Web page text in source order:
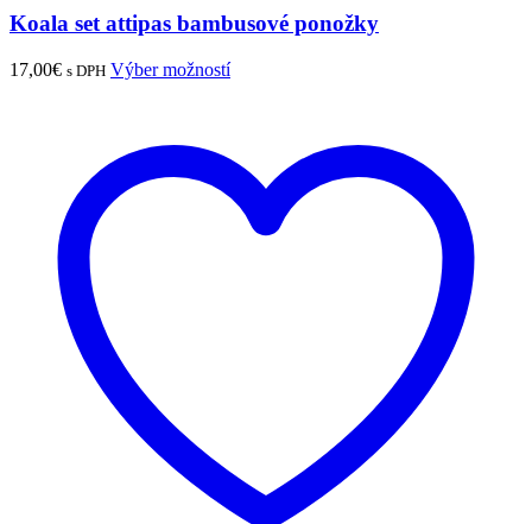
Koala set attipas bambusové ponožky
17,00€ s DPH Výber možností